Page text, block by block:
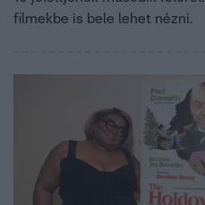
filmekbe is bele lehet nézni.